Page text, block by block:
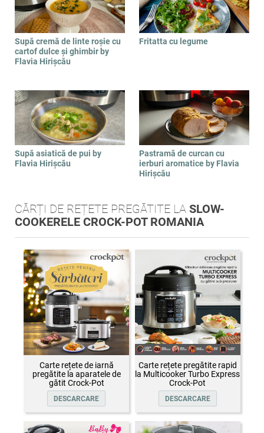
Supă cremă de linte roșie cu
cartof dulce și ghimbir by
Flavia Hirișcău
Fritatta cu legume
Supă asiatică de pui by
Flavia Hirișcău
Pastramă de curcan cu
ierburi aromatice by Flavia
Hirișcău
CĂRȚI DE REȚETE PREGĂTITE LASLOW-
COOKERELE CROCK-POT ROMANIA
Carte rețete de iarnă
pregătite la aparatele de
gătit Crock-Pot
DESCARCARE
Carte rețete pregătite rapid
la Multicooker Turbo Express
Crock-Pot
DESCARCARE